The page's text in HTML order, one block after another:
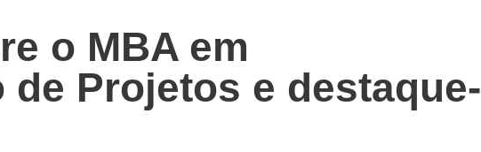
o MBA em
de Projetos e destaque-